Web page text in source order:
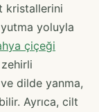
kristallerini
yoluyla
çiçeği
dilde yanma,
Ayrıca, cilt